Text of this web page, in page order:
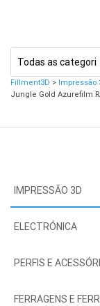
Fillment3D
Fillment3D > Impressão
Jungle Gold Azurefilm
IMPRESSÃO 3D
ELECTRÓNICA
PERFIS E
FERRAGENS E